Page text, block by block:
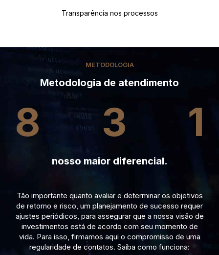
Transparência nos processos
METODOLOGIA
Metodologia de atendimento
8 3 1
nosso maior diferencial.
Tão importante quanto avaliar e determinar os objetivos
de retorno e risco, um planejamento de sucesso requer
ajustes periódicos, para assegurar que a nossa visão de
investimentos está de acordo com seu momento de
vida. Para isso, firmamos aqui o compromisso de uma
regularidade de contatos. Saiba como funciona: